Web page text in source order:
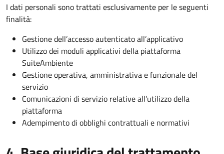
I dati personali sono trattati esclusivamente per le seguenti
finalità:
Gestione dell’accesso autenticato all’applicativo
Utilizzo dei moduli applicativi della piattaforma
SuiteAmbiente
Gestione operativa, amministrativa e funzionale del
servizio
Comunicazioni di servizio relative all’utilizzo della
piattaforma
Adempimento di obblighi contrattuali e normativi